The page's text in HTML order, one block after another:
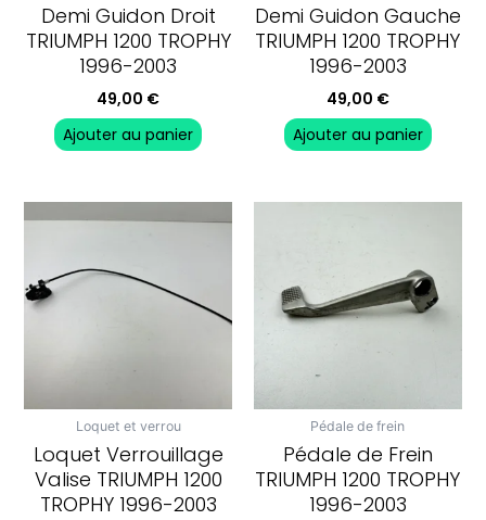
Demi Guidon Droit
TRIUMPH 1200 TROPHY
1996-2003
49,00 €
Ajouter au panier
Demi Guidon Gauche
TRIUMPH 1200 TROPHY
1996-2003
49,00 €
Ajouter au panier
Loquet et verrou
Loquet Verrouillage
Valise TRIUMPH 1200
TROPHY 1996-2003
Pédale de frein
Pédale de Frein
TRIUMPH 1200 TROPHY
1996-2003